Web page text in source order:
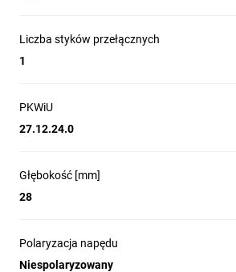
zastosowaniu odpowiedniego gniazda.
Liczba styków przełącznych
1
PKWiU
27.12.24.0
Głębokość [mm]
28
Polaryzacja napędu
Niespolaryzowany